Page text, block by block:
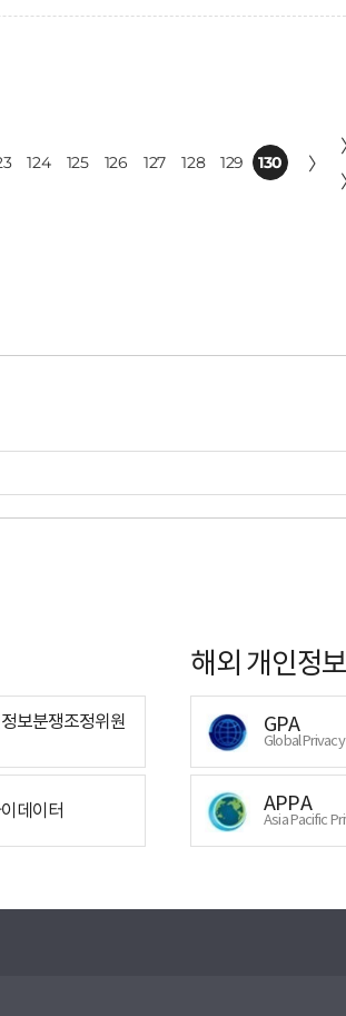
124 125 126 127 128 129 130 〉
보분쟁조정위원
데이터
해외 개인정
GPA
Global
APPA
Asia Pacific